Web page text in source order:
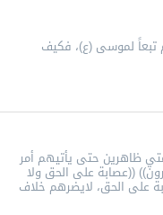
تبعاً لموسى (ع)، فكيف
ظاهرين حتى يأتيهم أمر
((عصابة على الحق ولا
على الحق، لايضرهم خلاف